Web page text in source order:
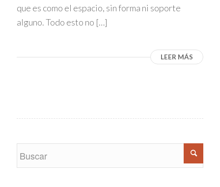
que es como el espacio, sin forma ni soporte
alguno. Todo esto no […]
LEER MÁS